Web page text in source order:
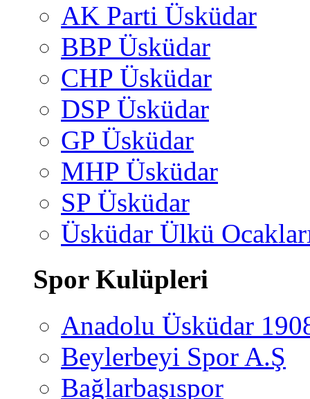
AK Parti Üsküdar
BBP Üsküdar
CHP Üsküdar
DSP Üsküdar
GP Üsküdar
MHP Üsküdar
SP Üsküdar
Üsküdar Ülkü
Spor Kulüpleri
Anadolu Üsküdar
Beylerbeyi Spor A.Ş
Bağlarbaşıspor